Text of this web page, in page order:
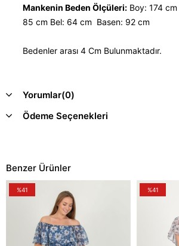
Mankenin Beden Ölçüleri: Boy: 174
85 cm Bel: 64 cm Basen: 92 cm
Bedenler arası 4 Cm Bulunmaktadır.
Yorumlar(0)
Ödeme Seçenekleri
Benzer Ürünler
%41 %41